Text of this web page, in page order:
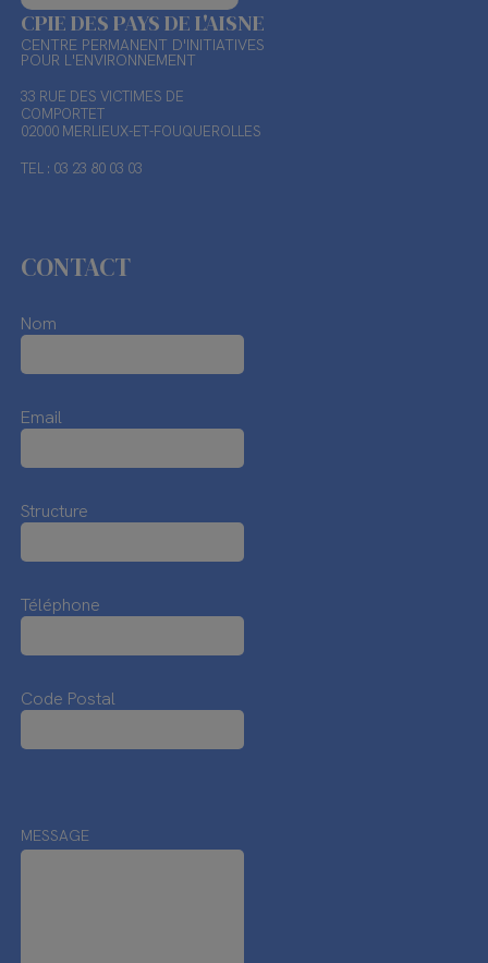
CPIE DES PAYS DE L'AISNE
CENTRE PERMANENT D'INITIATIVES
POUR L'ENVIRONNEMENT
33 RUE DES VICTIMES DE
COMPORTET
02000 MERLIEUX-ET-FOUQUEROLLES
TEL : 03 23 80 03 03
CONTACT
Nom
Email
Structure
Téléphone
Code Postal
MESSAGE